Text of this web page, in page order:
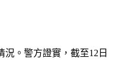
況。警方證實，截至12日